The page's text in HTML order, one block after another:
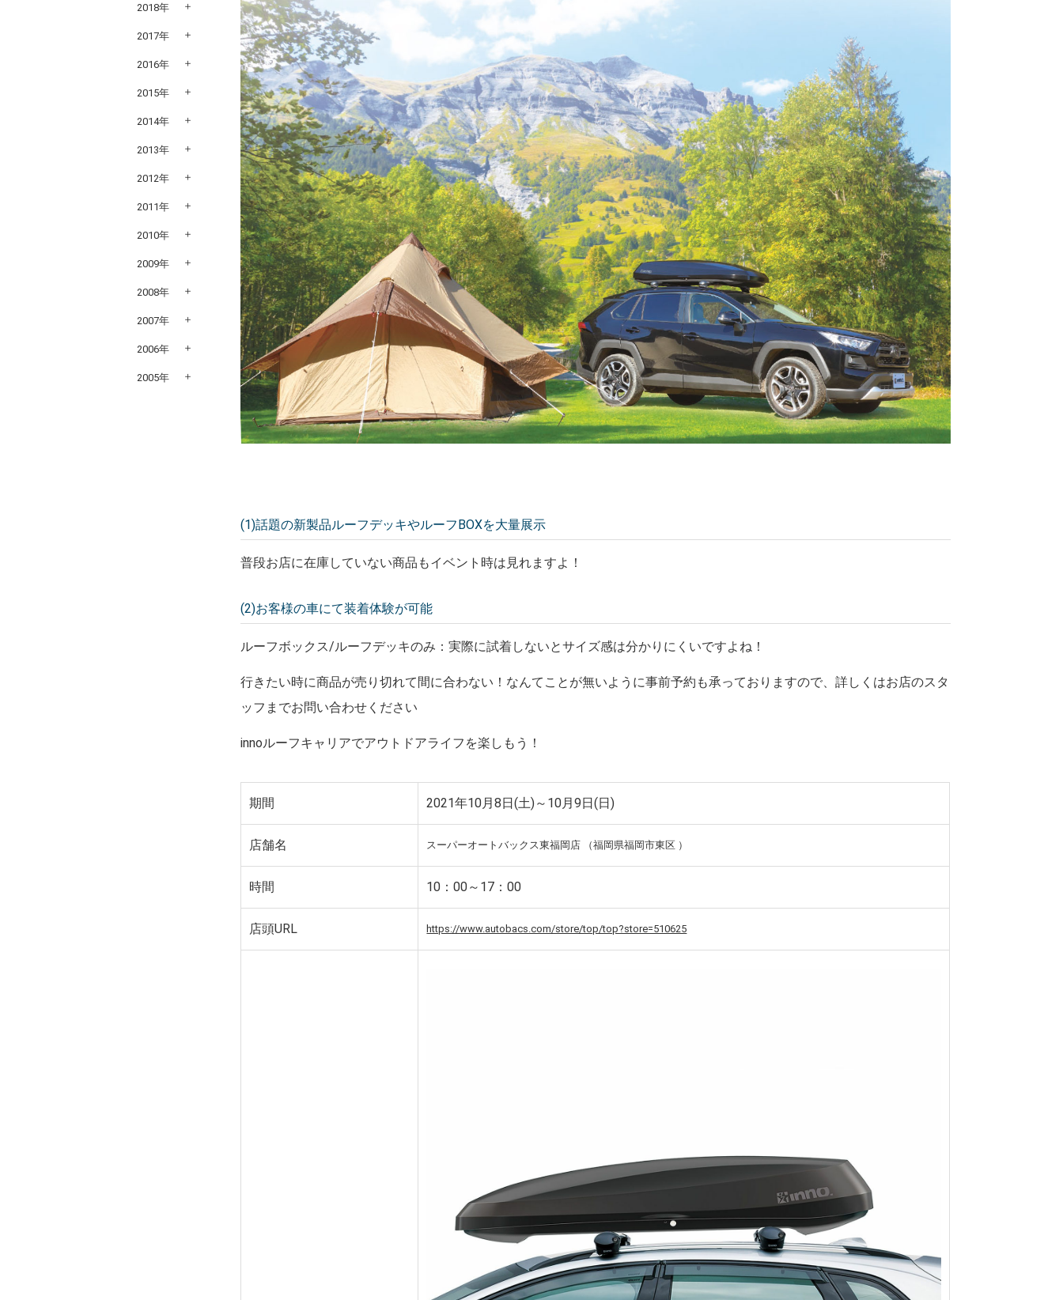
(1)話題の新製品ルーフデッキやルーフBOXを大量展示
普段お店に在庫していない商品もイベント時は見れますよ！
(2)お客様の車にて装着体験が可能
ルーフボックス/ルーフデッキのみ：実際に試着しないとサイズ感は分かりにくいですよね！
行きたい時に商品が売り切れて間に合わない！なんてことが無いように事前予約も承っておりますので、詳しくはお店のスタ
ッフまでお問い合わせください
innoルーフキャリアでアウトドアライフを楽しもう！
期間 2021年10月8日(土)～10月9日(日)
店舗名 スーパーオートバックス東福岡店 （福岡県福岡市東区 ）
時間 10：00～17：00
店頭URL https://www.autobacs.com/store/top/top?store=510625
2018年
2017年
2016年
2015年
2014年
2013年
2012年
2011年
2010年
2009年
2008年
2007年
2006年
2005年